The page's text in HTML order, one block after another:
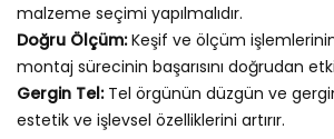
malzeme seçimi yapılmalıdır.
Doğru Ölçüm:Keşif ve ölçüm
montaj sürecinin başarısını doğrudan
Gergin Tel:Tel örgünün düzgün ve
estetik ve işlevsel özelliklerini artırır.